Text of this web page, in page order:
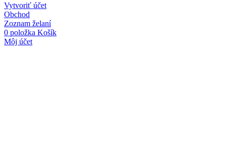
Vytvoriť účet
Obchod
Zoznam želaní
0 položka Košík
Môj účet